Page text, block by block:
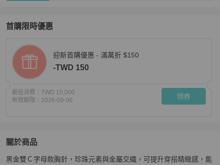
首購限時優惠
迎新首購優惠 - 滿萬折 $150
-TWD 150
最低消費： TWD 10,000
有效期限： 2026-09-06 領券
關於商品
關於Chanel復古黑金胸針商品詳情與購買須知
黑金雙Ｃ字母款胸針，珍珠元素與金屬交織，可提升穿搭精緻感，能